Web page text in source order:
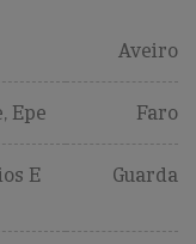
Aveiro
Epe Faro
E
Guarda